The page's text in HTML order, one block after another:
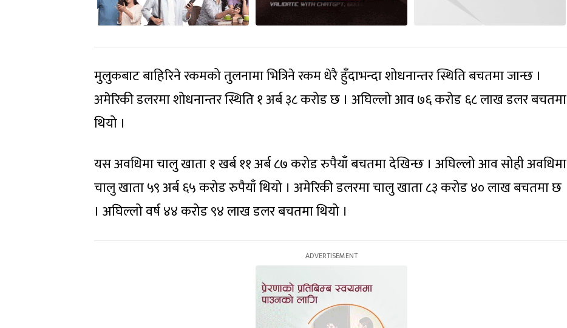
मुलुकबाट बाहिरिने रकमको तुलनामा भित्रिने रकम धेरै हुँदाभन्दा शोधनान्तर स्थिति बचतमा जान्छ ।
अमेरिकी डलरमा शोधनान्तर स्थिति १ अर्ब ३८ करोड छ । अघिल्लो आव ७६ करोड ६८ लाख डलर बचतमा
थियो ।
यस अवधिमा चालु खाता १ खर्ब ११ अर्ब ८७ करोड रुपैयाँ बचतमा देखिन्छ । अघिल्लो आव सोही अवधिमा
चालु खाता ५९ अर्ब ६५ करोड रुपैयाँ थियो । अमेरिकी डलरमा चालु खाता ८३ करोड ४० लाख बचतमा छ
। अघिल्लो वर्ष ४४ करोड ९४ लाख डलर बचतमा थियो ।